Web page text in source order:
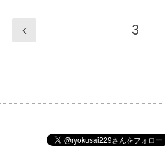
3